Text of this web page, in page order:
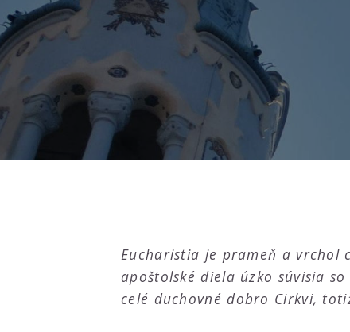
Eucharistia je prameň a vrchol
apoštolské diela úzko súvisia
celé duchovné dobro Cirkvi,